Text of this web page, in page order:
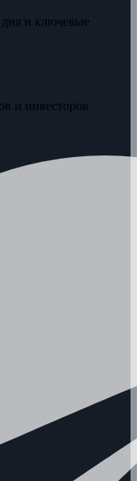
и ключевые
и инвесторов